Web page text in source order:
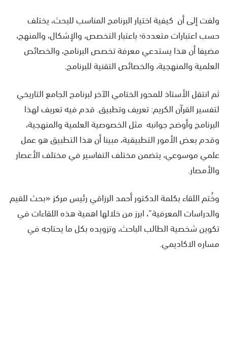
ولفت إلى أن كيفية اختيار البرنامج المناسب للبحث، يختلف
حسب اعتبارات متعددة؛ باعتبار التخصص، والإشكال، والمنهج،
مضيفا أن هذا يستدعي معرفة تخصص البرنامج، والخصائص
العلمية والمنهجية، والخصائص التقنية للبرنامج.
ثم انتقل الأستاذ للمحور الختامي الآخر لبرنامج الجامع التاريخي
لتفسير القرآن الكريم: تعريف وتطبيق. قدم فيه تعريف لهذا
البرنامج وأوضح جوانبه مثل الخصوصية العلمية والمنهجية،
وقدم بعض الأمور التطبيقية، مبينا أن هذا التطبيق هو عمل
علمي موسوعي، يتضمن مختلف التفاسير في مختلف الأعصار
والأمصار.
وخُتم اللقاء بكلمة الدكتور أحمد الرزاقي رئيس مركز «بحث للقيم
والدراسات المعرفية”، ابرز من خلالها اهمية هذه اللقاءات في
تكوين شخصية الطالب الباحث، وتزويده بكل ما يحتاجه في
مساره الاكاديمي.